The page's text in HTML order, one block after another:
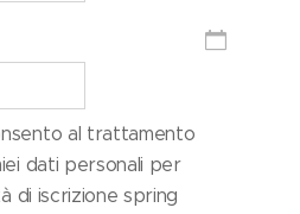
al trattamento
dati personali per
di iscrizione spring